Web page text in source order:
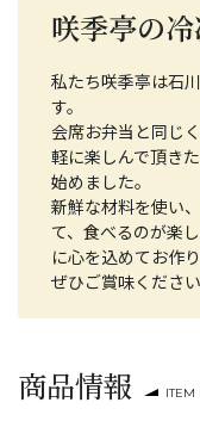
咲季亭の
私たち咲季亭は石
す。
会席お弁当と同じ
軽に楽しんで頂き
始めました。
新鮮な材料を使い
て、食べるのが楽
に心を込めてお作
ぜひご賞味ください
商品情報 ITEM